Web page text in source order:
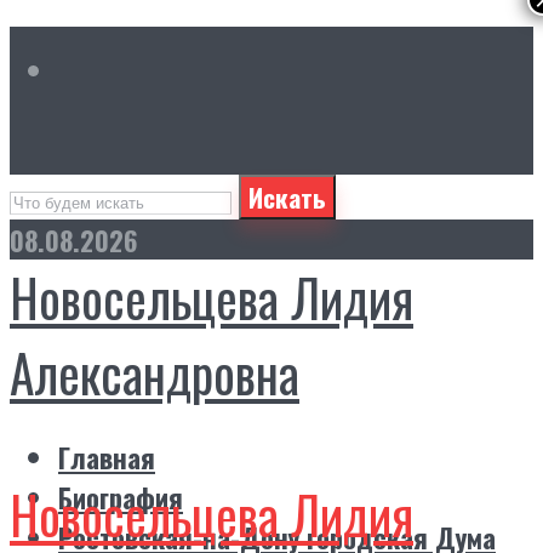
Искать
08.08.2026
Новосельцева Лидия
Александровна
Главная
Биография
Ростовская-на-Дону городская Дума
Новосельцева Лидия